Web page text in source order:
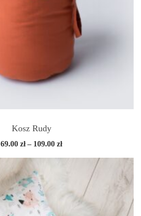
Kosz Rudy
69.00 zł – 109.00 złZakres
od
109.00 zł